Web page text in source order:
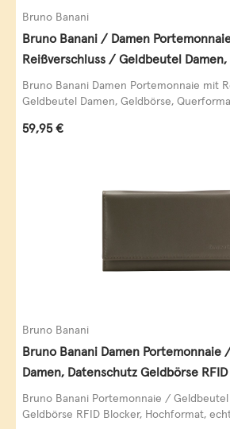
Bruno Banani
Bruno Banani / Damen
Reißverschluss / Geldbeutel
Querformat, echt Leder, black/
Bruno Banani Damen Portemonnaie mit
Geldbeutel Damen, Geldbörse,
Regulärer Preis:
59,95 €
Bruno Banani
Bruno Banani Damen Portemonnaie
Damen, Datenschutz Geldbörse
Querformat, echt Leder, taupe
Bruno Banani Portemonnaie /
Geldbörse RFID Blocker, Hochformat,